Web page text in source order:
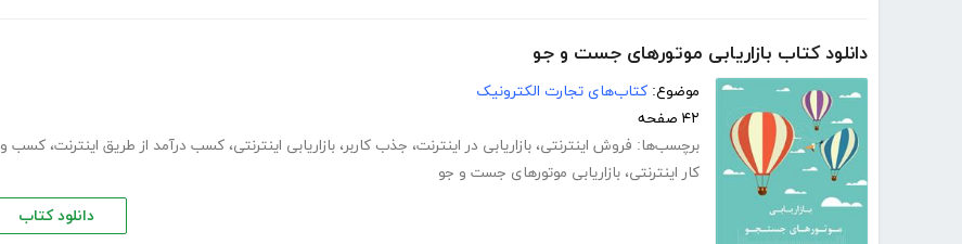
دانلود کتاب بازاریابی موتورهای جست و جو
موضوع: کتاب‌های تجارت الکترونیک
۴۲ صفحه
برچسب‌ها: فروش اینترنتی، بازاریابی در اینترنت، جذب کاربر، بازاریابی اینترنتی، کسب درآمد از طریق اینترنت، کسب و
کار اینترنتی، بازاریابی موتورهای جست و جو
دانلود کتاب